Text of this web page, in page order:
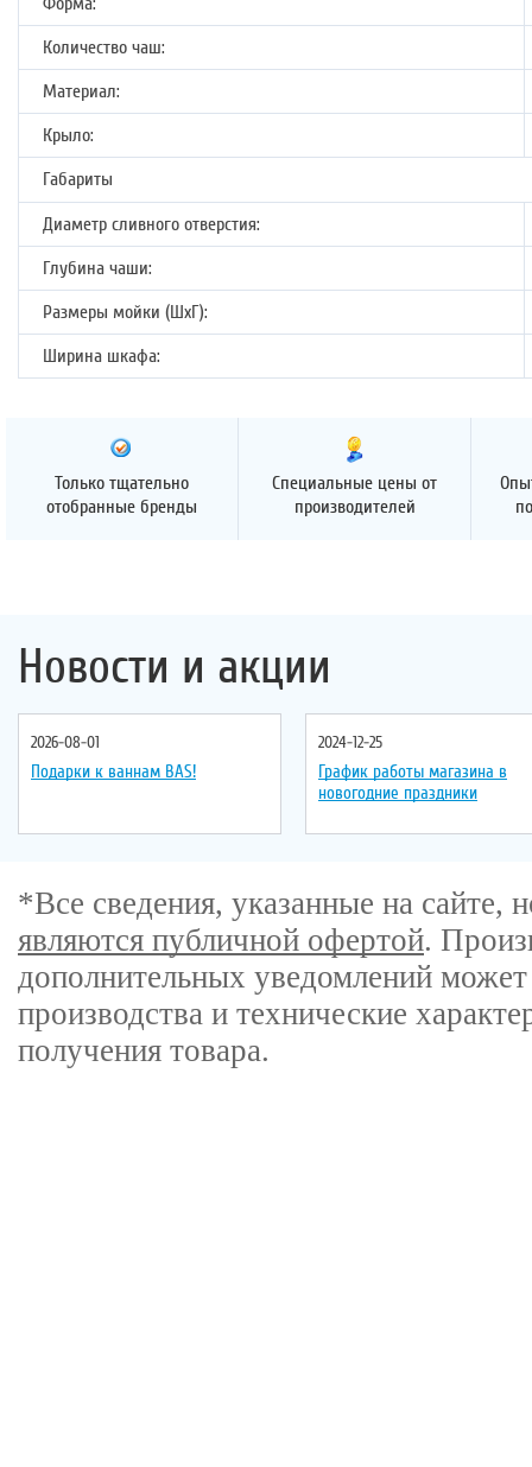
Количество чаш:
Материал:
Крыло:
Габариты
Диаметр сливного отверстия:
Глубина чаши:
Размеры мойки (ШхГ):
Ширина шкафа:
Только тщательно
отобранные бренды
Специальные цены от
производителей
Новости и акции
2026-08-01
Подарки к ваннам BAS!
2024-12-25
График работы магазина в
новогодние праздники
*Все сведения, указанные на
являются публичной офертой.
дополнительных уведомлений
производства и технические
получения товара.